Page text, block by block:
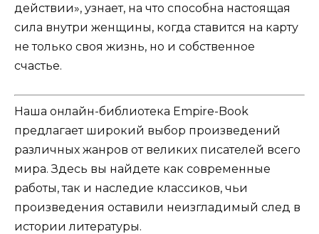
действии», узнает, на что способна настоящая
сила внутри женщины, когда ставится на карту
не только своя жизнь, но и собственное
счастье.
Наша онлайн-библиотека Empire-Book
предлагает широкий выбор произведений
различных жанров от великих писателей всего
мира. Здесь вы найдете как современные
работы, так и наследие классиков, чьи
произведения оставили неизгладимый след в
истории литературы.